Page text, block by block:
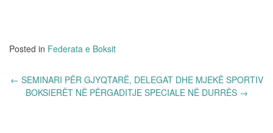
Posted in Federata e Boksit
Post
navigation
← SEMINARI PËR GJYQTARË, DELEGAT DHE MJEKË SPORTIV
BOKSIERËT NË PËRGADITJE SPECIALE NË DURRËS →